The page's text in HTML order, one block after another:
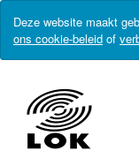
Deze website maakt
ons cookie-beleid of